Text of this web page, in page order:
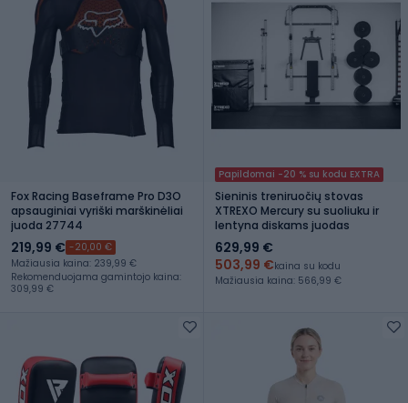
Fox Racing Baseframe Pro D3O
apsauginiai vyriški marškinėliai
juoda 27744
219,99 € -20,00 €
Mažiausia kaina: 239,99 €
Rekomenduojama gamintojo kaina:
309,99 €
Papildomai -20 % su kodu EXTRA
Sieninis treniruočių stovas
XTREXO Mercury su suoliuku ir
lentyna diskams juodas
629,99 €
503,99 €kaina su kodu
Mažiausia kaina: 566,99 €